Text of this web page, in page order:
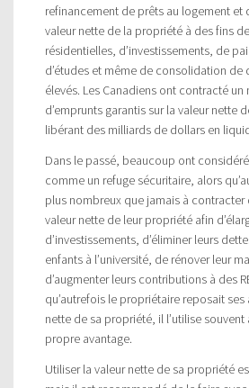
refinancement de prêts au logement et
valeur nette de la propriété à des fins
résidentielles, d’investissements, de
d’études et même de consolidation de
élevés. Les Canadiens ont contracté
d’emprunts garantis sur la valeur nette
libérant des milliards de dollars en
Dans le passé, beaucoup ont
comme un refuge sécuritaire, alors
plus nombreux que jamais à contracter
valeur nette de leur propriété afin
d’investissements, d’éliminer leurs
enfants à l’université, de rénover leur
d’augmenter leurs contributions à des
qu’autrefois le propriétaire reposait ses
nette de sa propriété, il l’utilise souvent
propre avantage.
Utiliser la valeur nette de sa propriété